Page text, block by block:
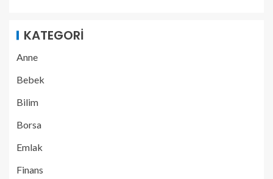
KATEGORI
Anne
Bebek
Bilim
Borsa
Emlak
Finans